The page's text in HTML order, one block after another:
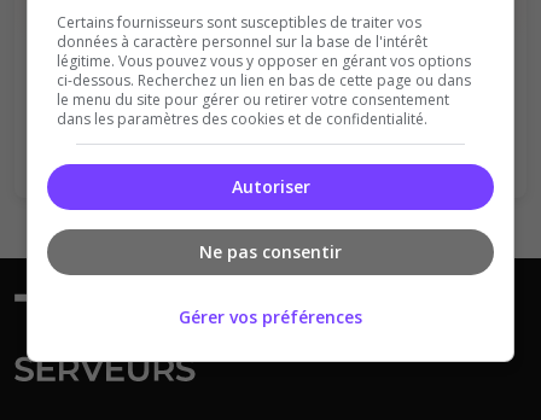
Vous devez être connecté pour ajouter
un avis sur ce serveur !
Se connecter S'inscrire
Certains fournisseurs sont susceptibles de traiter vos
données à caractère personnel sur la base de l'intérêt
légitime. Vous pouvez vous y opposer en gérant vos options
ci-dessous. Recherchez un lien en bas de cette page ou dans
le menu du site pour gérer ou retirer votre consentement
dans les paramètres des cookies et de confidentialité.
Autoriser
Ne pas consentir
Gérer vos préférences